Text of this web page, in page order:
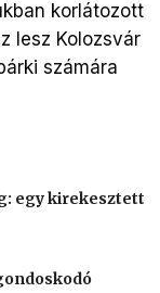
korlátozott
lesz Kolozsvár
számára
egy kirekesztett